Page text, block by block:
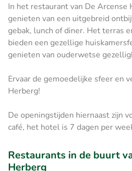
In het restaurant van De Arcense
genieten van een uitgebreid
gebak, lunch of diner. Het terras
bieden een gezellige
genieten van ouderwetse
Ervaar de gemoedelijke sfeer en
Herberg!
De openingstijden hiernaast zijn
café, het hotel is 7 dagen per
Restaurants in de buurt
Herberg